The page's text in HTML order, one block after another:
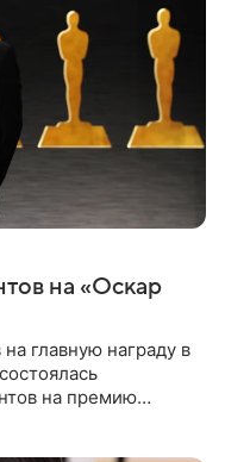
на «Оскар
главную награду в
на премию